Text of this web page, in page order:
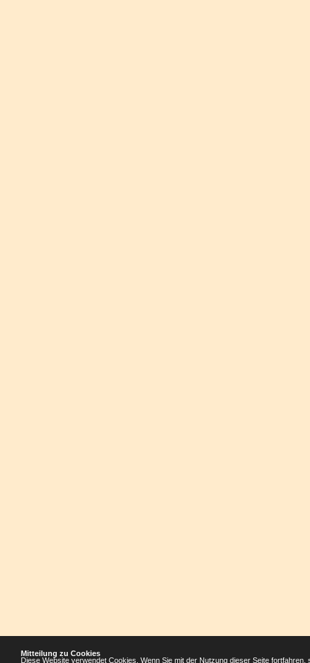
Mitteilung zu Cookies
Diese Website verwendet Cookies. Wenn Sie mit der Nutzung dieser Seite